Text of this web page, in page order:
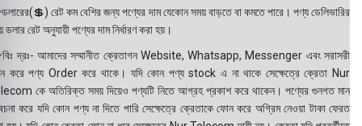
রেট কম বেশির জন্য পণ্যের দাম যেকোন সময় বাড়তে বা কমতে পারে। পণ্য ডেলিভারির
ডলার রেট অনুযায়ী পণ্যের দাম নির্ধারণ করা হয়।
দ্রঃ- আমাদের সম্মানীত ক্রেতাগন Website, Whatsapp, Messenger এবং সরাসরী
করে পণ্য Order করে থাকে। যদি কোন পণ্য stock এ না থাকে সেক্ষেত্রে ক্রেতা Nur
কে অতিরিক্ত সময় দিয়েও পণ্যটি নিতে আগ্রহ প্রকাশ করে থাকেন। পণ্যের গুনগত মান
করে যদি কোন পণ্য না দিতে পারি সেক্ষেত্রে ক্রেতাকে ফোন করে অগ্রিম নেওয়া টাকা ফেরত